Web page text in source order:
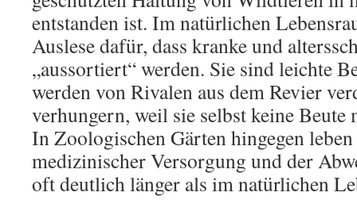
entstanden ist. Im natürlichen
Auslese dafür, dass kranke und
„aussortiert“ werden. Sie sind leichte
werden von Rivalen aus dem Revier
verhungern, weil sie selbst keine Beute
In Zoologischen Gärten hingegen
medizinischer Versorgung und der
oft deutlich länger als im natürlichen